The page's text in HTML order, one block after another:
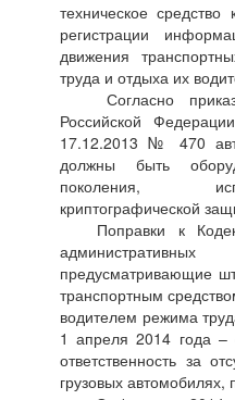
техническое
регистрации
движения
труда и отдыха их
Согласно
Российской
17.12.2013 № 470
должны быть
поколения,
криптографической
Поправки к
предусматривающие
транспортным
водителем режима
1 апреля 2014 года –
ответственность за
грузовых